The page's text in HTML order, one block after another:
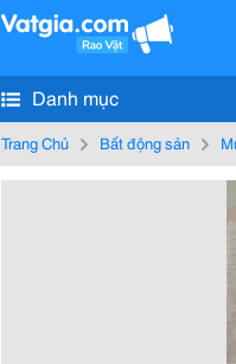
Danh mục
Trang Chủ Bất động sản